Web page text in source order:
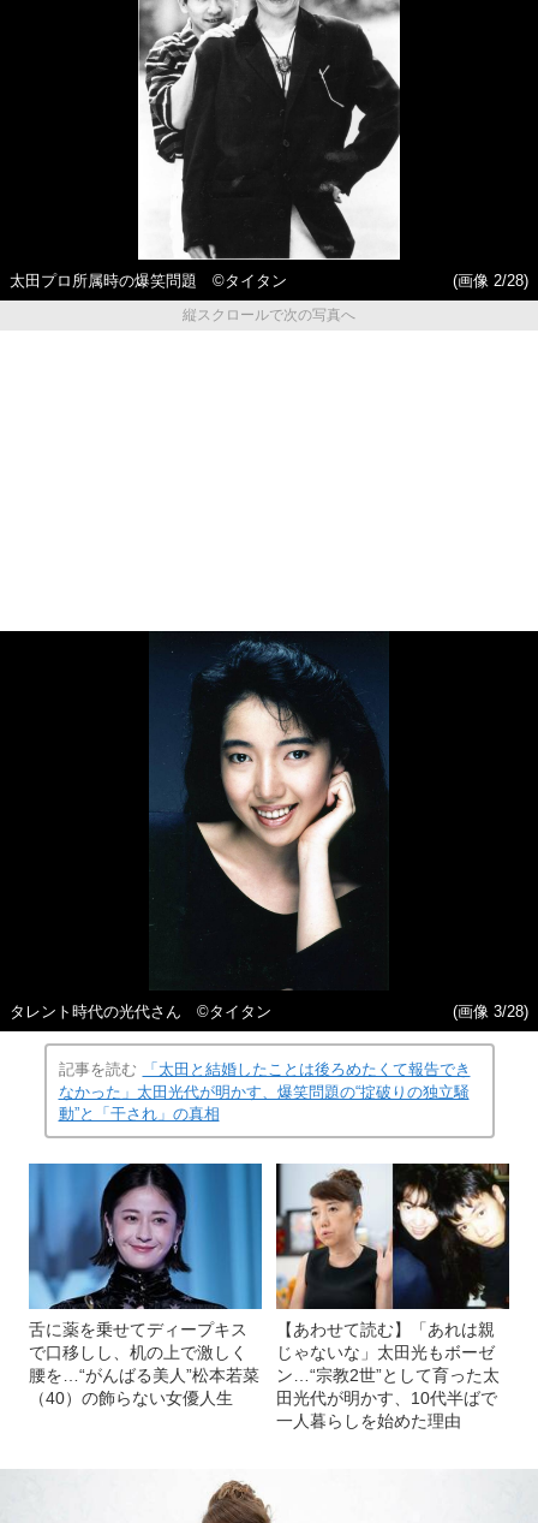
太田プロ所属時の爆笑問題 ©タイタン
(画像 2/28)
縦スクロールで次の写真へ
タレント時代の光代さん ©タイタン (画像 3/28)
記事を読む
「太田と結婚したことは後ろめたくて報告でき
なかった」太田光代が明かす、爆笑問題の“掟破りの独立騒
動”と「干され」の真相
舌に薬を乗せてディープキス
で口移しし、机の上で激しく
腰を…“がんばる美人”松本若菜
（40）の飾らない女優人生
【あわせて読む】「あれは親
じゃないな」太田光もボーゼ
ン…“宗教2世”として育った太
田光代が明かす、10代半ばで
一人暮らしを始めた理由